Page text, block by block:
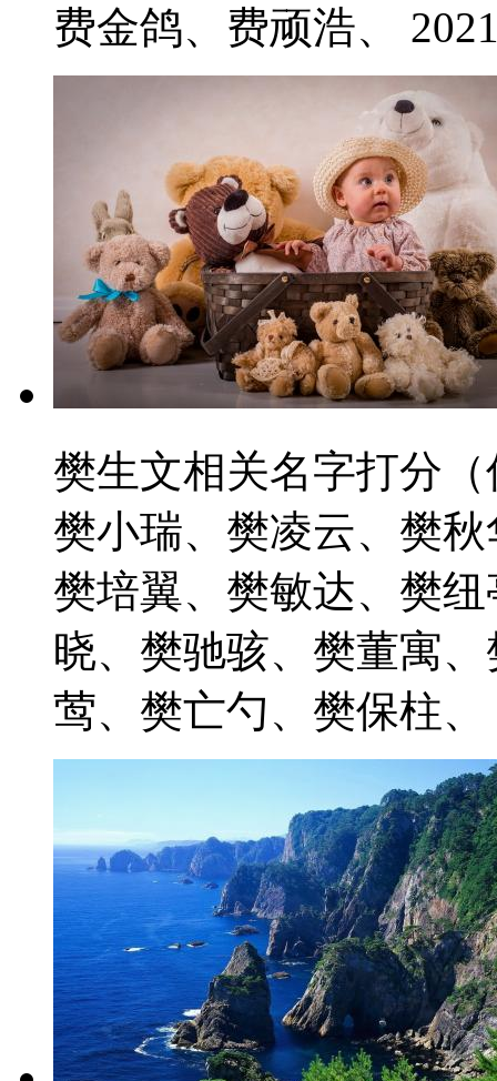
费金鸽、费顽浩、
樊生文相关名字打分
樊小瑞、樊凌云、樊
樊培翼、樊敏达、樊
晓、樊驰骇、樊董寓
莺、樊亡勺、樊保柱、